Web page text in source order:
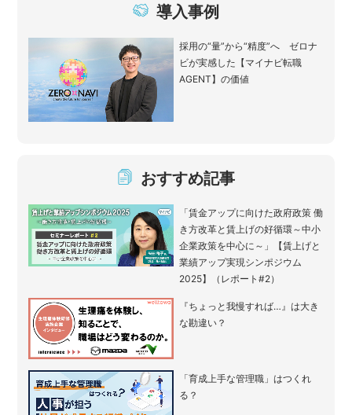
導入事例
採用の“量”から“精度”へ ゼロナ
ビが実感した【マイナビ転職
AGENT】の価値
おすすめ記事
「賃金アップに向けた政府政策 働
き方改革と賃上げの好循環～中小
企業政策を中心に～」【賃上げと
業績アップ実現シンポジウム
2025】（レポート#2）
『ちょっと我慢すれば…』は大き
な勘違い？
「育成上手な管理職」はつくれ
る？